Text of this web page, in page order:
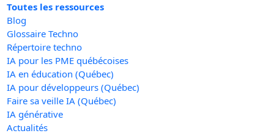
Toutes les ressources
Blog
Glossaire Techno
Répertoire techno
IA pour les PME québécoises
IA en éducation (Québec)
IA pour développeurs (Québec)
Faire sa veille IA (Québec)
IA générative
Actualités